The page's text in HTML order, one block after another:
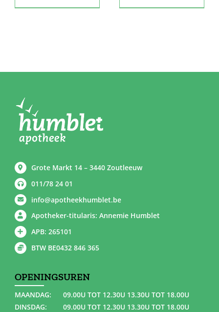
Grote Markt 14 – 3440 Zoutleeuw
011/78 24 01
info@apotheekhumblet.be
Apotheker-titularis: Annemie Humblet
APB: 265101
BTW BE0432 846 365
OPENINGSUREN
MAANDAG:
09.00U TOT 12.30U 13.30U TOT 18.00U
DINSDAG:
09.00U TOT 12.30U 13.30U TOT 18.00U